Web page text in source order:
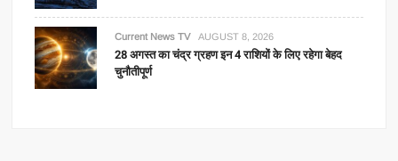
Current News TV AUGUST 8, 2026
28 अगस्त का चंद्र ग्रहण इन 4 राशियों के लिए रहेगा बेहद
चुनौतीपूर्ण